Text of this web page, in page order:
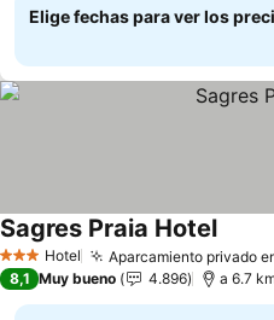
Elige fechas para ver los
3 Estrellas
Hotel Aparcamiento privado
Sagres Praia Hotel
8,1 Muy bueno 4.896 a 6.7